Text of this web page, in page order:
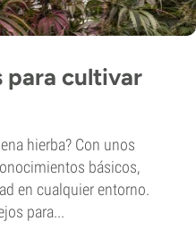
para cultivar
hierba? Con unos
básicos,
en cualquier entorno.
para...